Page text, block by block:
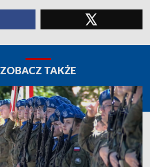
ZOBACZ TAKŻE